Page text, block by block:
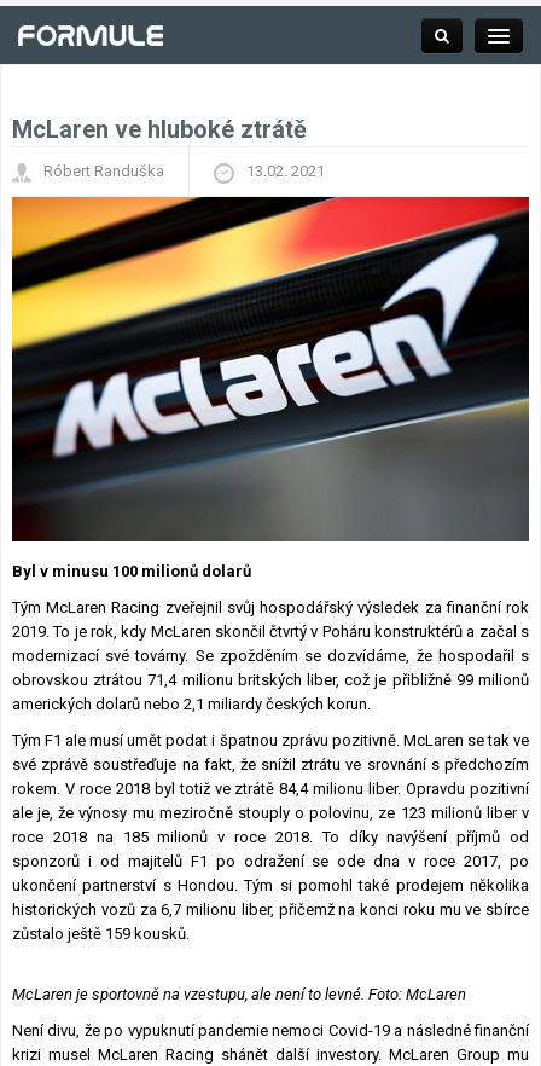
Závodní série
Kalendář F1
Výsledky F1
McLaren ve hluboké ztrátě
Róbert Randuška 13.02. 2021
Byl v minusu 100 milionů dolarů
Tým McLaren Racing zveřejnil svůj hospodářský výsledek za finanční rok
2019. To je rok, kdy McLaren skončil čtvrtý v Poháru konstruktérů a začal s
modernizací své továrny. Se zpožděním se dozvídáme, že hospodařil s
obrovskou ztrátou 71,4 milionu britských liber, což je přibližně 99 milionů
amerických dolarů nebo 2,1 miliardy českých korun.
Tým F1 ale musí umět podat i špatnou zprávu pozitivně. McLaren se tak ve
své zprávě soustřeďuje na fakt, že snížil ztrátu ve srovnání s předchozím
rokem. V roce 2018 byl totiž ve ztrátě 84,4 milionu liber. Opravdu pozitivní
ale je, že výnosy mu meziročně stouply o polovinu, ze 123 milionů liber v
roce 2018 na 185 milionů v roce 2018. To díky navýšení příjmů od
sponzorů i od majitelů F1 po odražení se ode dna v roce 2017, po
ukončení partnerství s Hondou. Tým si pomohl také prodejem několika
historických vozů za 6,7 milionu liber, přičemž na konci roku mu ve sbírce
zůstalo ještě 159 kousků.
McLaren je sportovně na vzestupu, ale není to levné. Foto: McLaren
Není divu, že po vypuknutí pandemie nemoci Covid-19 a následné finanční
krizi musel McLaren Racing shánět další investory. McLaren Group mu